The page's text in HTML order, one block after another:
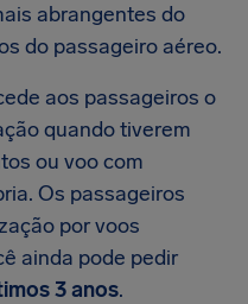
abrangentes do
do passageiro aéreo.
aos passageiros o
quando tiverem
ou voo com
Os passageiros
por voos
ainda pode pedir
3 anos.